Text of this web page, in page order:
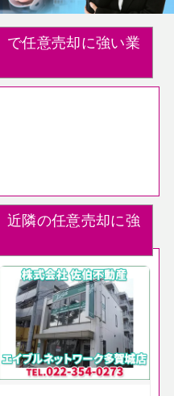
で任意売却に強い業
近隣の任意売却に強